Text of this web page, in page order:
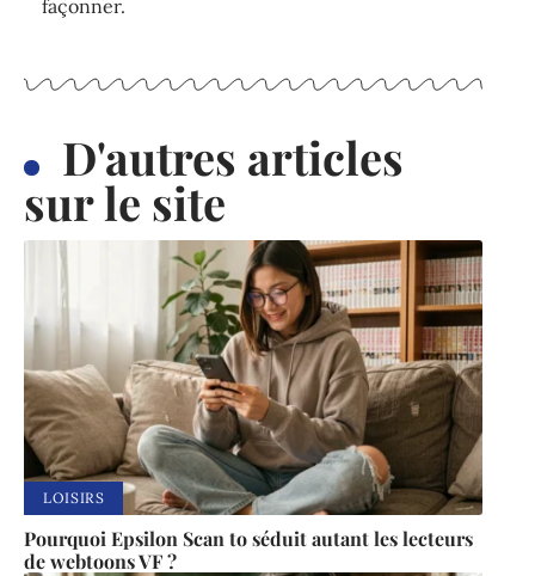
façonner.
D'autres articles
sur le site
LOISIRS
Pourquoi Epsilon Scan to séduit autant les lecteurs
de webtoons VF ?